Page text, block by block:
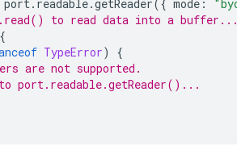
port. readable.getReader({ mode :
to read data into a
{
TypeError)
{
are not supported.
port.readable.getReader()...